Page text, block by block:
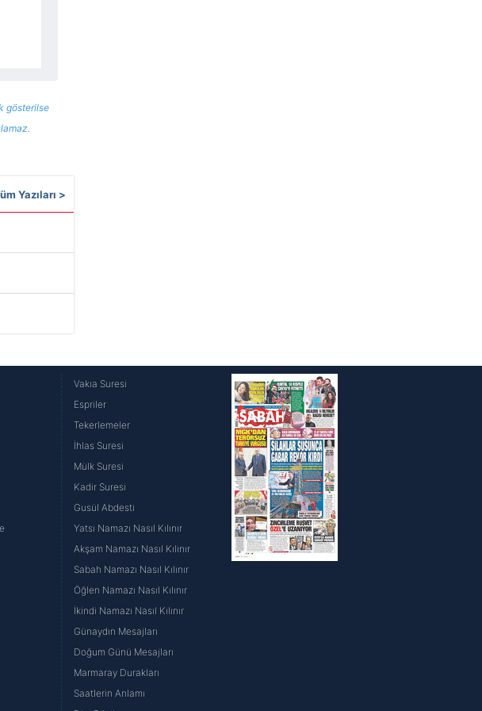
gösterilse
Yazıları >
Vakıa Suresi
Espriler
Tekerlemeler
İhlas Suresi
Mülk Suresi
Kadir Suresi
Gusül Abdesti
Yatsı Namazı Nasıl Kılınır
Akşam Namazı Nasıl Kılınır
Sabah Namazı Nasıl Kılınır
Öğlen Namazı Nasıl Kılınır
İkindi Namazı Nasıl Kılınır
Günaydın Mesajları
Doğum Günü Mesajları
Marmaray Durakları
Saatlerin Anlamı